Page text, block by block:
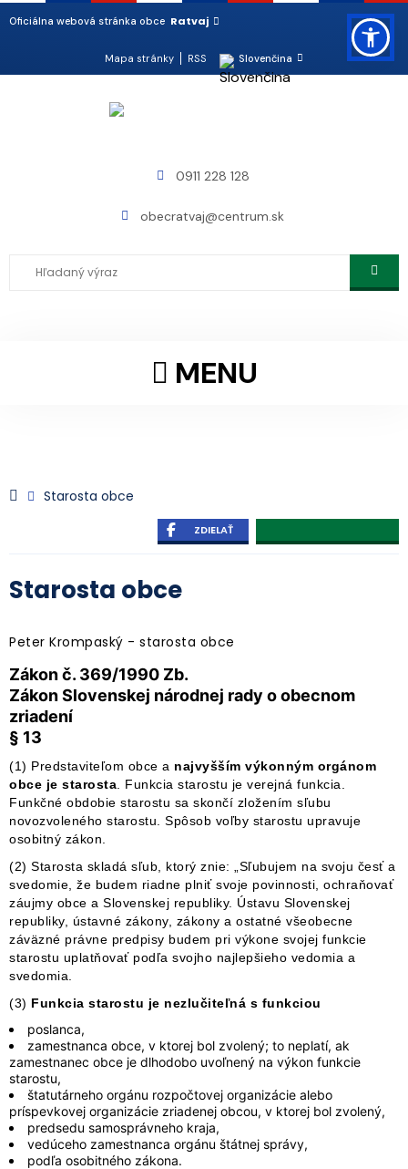
Oficiálna webová stránka obce Ratvaj
Mapa stránky RSS Slovenčina
0911 228 128
obecratvaj@centrum.sk
MENU
Starosta obce
ZDIELAŤ
Starosta obce
Peter Krompaský - starosta obce
Zákon č. 369/1990 Zb.
Zákon Slovenskej národnej rady o obecnom
zriadení
§ 13
(1) Predstaviteľom obce a najvyšším výkonným orgánom
obce je starosta . Funkcia starostu je verejná funkcia.
Funkčné obdobie starostu sa skončí zložením sľubu
novozvoleného starostu. Spôsob voľby starostu upravuje
osobitný zákon.
(2) Starosta skladá sľub, ktorý znie: „Sľubujem na svoju česť a
svedomie, že budem riadne plniť svoje povinnosti, ochraňovať
záujmy obce a Slovenskej republiky. Ústavu Slovenskej
republiky, ústavné zákony, zákony a ostatné všeobecne
záväzné právne predpisy budem pri výkone svojej funkcie
starostu uplatňovať podľa svojho najlepšieho vedomia a
svedomia.
(3) Funkcia starostu je nezlučiteľná s funkciou
poslanca,
zamestnanca obce, v ktorej bol zvolený; to neplatí, ak
zamestnanec obce je dlhodobo uvoľnený na výkon funkcie
starostu,
štatutárneho orgánu rozpočtovej organizácie alebo
príspevkovej organizácie zriadenej obcou, v ktorej bol zvolený,
predsedu samosprávneho kraja,
vedúceho zamestnanca orgánu štátnej správy,
podľa osobitného zákona.